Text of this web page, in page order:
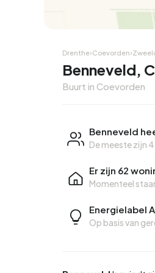
Drenthe›Coevorden›
Benneveld,
Buurt in Coevorden
Benneveld
De meeste zijn
Er zijn 62
Momenteel
Energielabel
Op basis van